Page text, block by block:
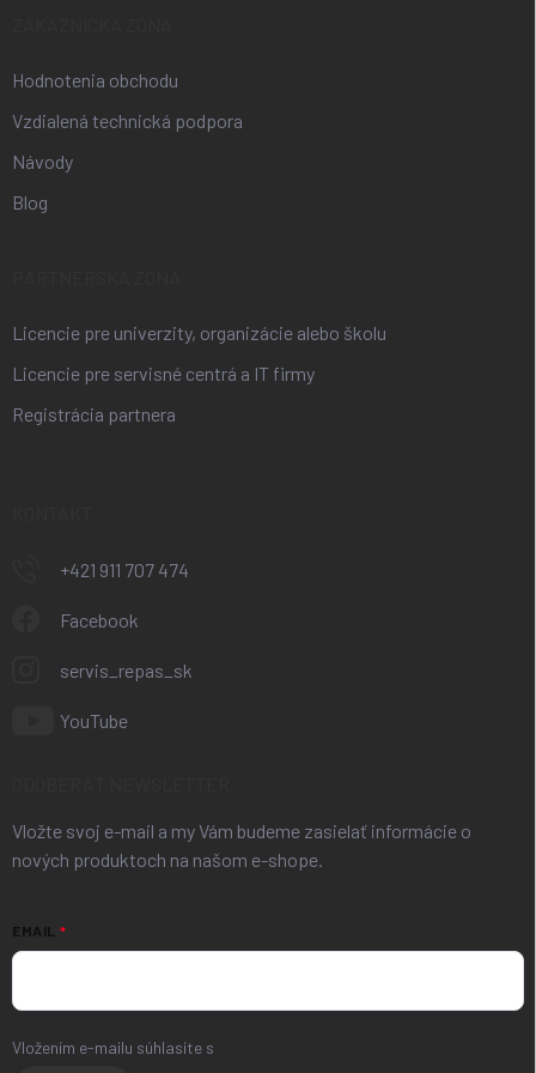
Hodnotenia obchodu
Vzdialená technická podpora
Návody
Blog
Licencie pre univerzity, organizácie alebo školu
Licencie pre servisné centrá a IT firmy
Registrácia partnera
+421 911 707 474
Facebook
servis_repas_sk
YouTube
Vložte svoj e-mail a my Vám budeme zasielať informácie o
nových produktoch na našom e-shope.
EMAIL
Vložením e-mailu súhlasíte s